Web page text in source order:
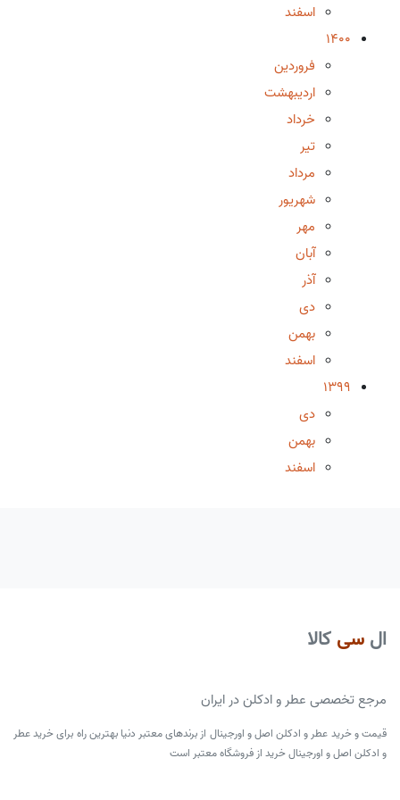
اسفند
1400
فروردین
اردیبهشت
خرداد
تیر
مرداد
شهریور
مهر
آبان
آذر
دی
بهمن
اسفند
1399
دی
بهمن
اسفند
ال سی کالا
مرجع تخصصی عطر و ادکلن در ایران
قیمت و خرید عطر و ادکلن اصل و اورجینال از برندهای معتبر دنیا بهترین راه برای خرید عطر
و ادکلن اصل و اورجینال خرید از فروشگاه معتبر است